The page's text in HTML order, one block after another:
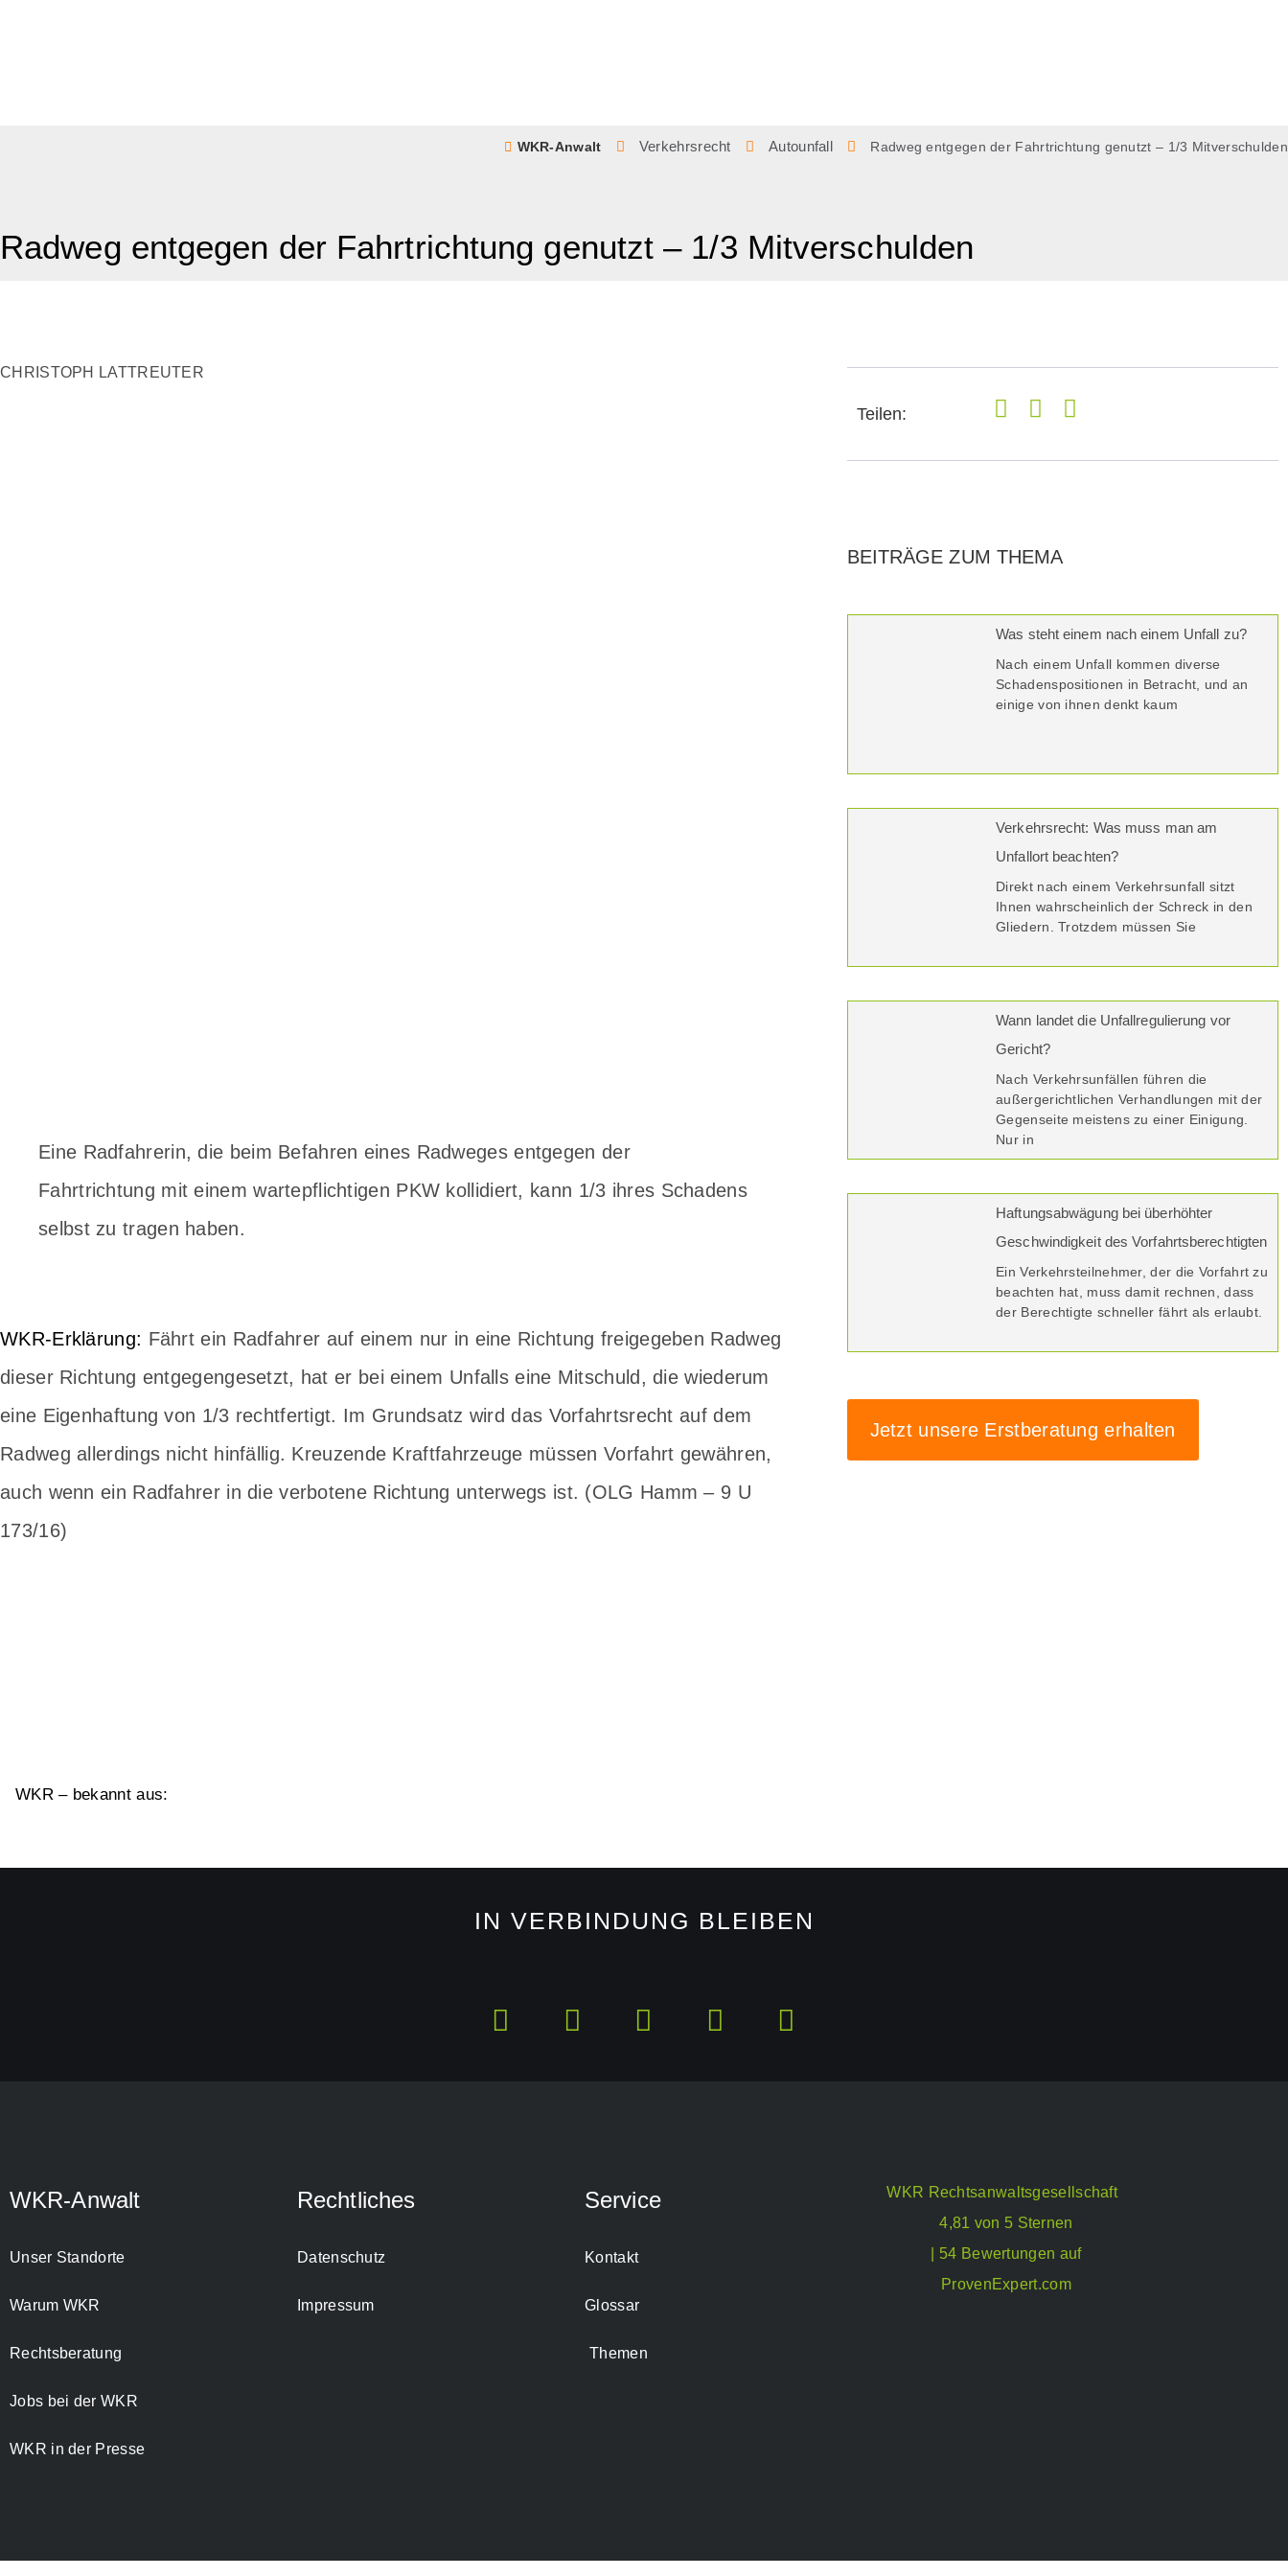
WKR-Anwalt Verkehrsrecht Autounfall Radweg entgegen der Fahrtrichtung genutzt – 1/3 Mitverschulden
Radweg entgegen der Fahrtrichtung genutzt – 1/3 Mitverschulden
CHRISTOPH LATTREUTER
Eine Radfahrerin, die beim Befahren eines Radweges entgegen der
Fahrtrichtung mit einem wartepflichtigen PKW kollidiert, kann 1/3 ihres Schadens
selbst zu tragen haben.
WKR-Erklärung: Fährt ein Radfahrer auf einem nur in eine Richtung freigegeben Radweg
dieser Richtung entgegengesetzt, hat er bei einem Unfalls eine Mitschuld, die wiederum
eine Eigenhaftung von 1/3 rechtfertigt. Im Grundsatz wird das Vorfahrtsrecht auf dem
Radweg allerdings nicht hinfällig. Kreuzende Kraftfahrzeuge müssen Vorfahrt gewähren,
auch wenn ein Radfahrer in die verbotene Richtung unterwegs ist. (OLG Hamm – 9 U
173/16)
Teilen:
BEITRÄGE ZUM THEMA
Was steht einem nach einem Unfall zu?
Nach einem Unfall kommen diverse
Schadenspositionen in Betracht, und an
einige von ihnen denkt kaum
Verkehrsrecht: Was muss man am
Unfallort beachten?
Direkt nach einem Verkehrsunfall sitzt
Ihnen wahrscheinlich der Schreck in den
Gliedern. Trotzdem müssen Sie
Wann landet die Unfallregulierung vor
Gericht?
Nach Verkehrsunfällen führen die
außergerichtlichen Verhandlungen mit der
Gegenseite meistens zu einer Einigung.
Nur in
Haftungsabwägung bei überhöhter
Geschwindigkeit des Vorfahrtsberechtigten
Ein Verkehrsteilnehmer, der die Vorfahrt zu
beachten hat, muss damit rechnen, dass
der Berechtigte schneller fährt als erlaubt.
Jetzt unsere Erstberatung erhalten
WKR – bekannt aus:
IN VERBINDUNG BLEIBEN
WKR-Anwalt
Unser Standorte
Warum WKR
Rechtsberatung
Jobs bei der WKR
WKR in der Presse
Rechtliches
Datenschutz
Impressum
Service
Kontakt
Glossar
Themen
WKR Rechtsanwaltsgesellschaft
4,81 von 5 Sternen
| 54 Bewertungen auf
ProvenExpert.com